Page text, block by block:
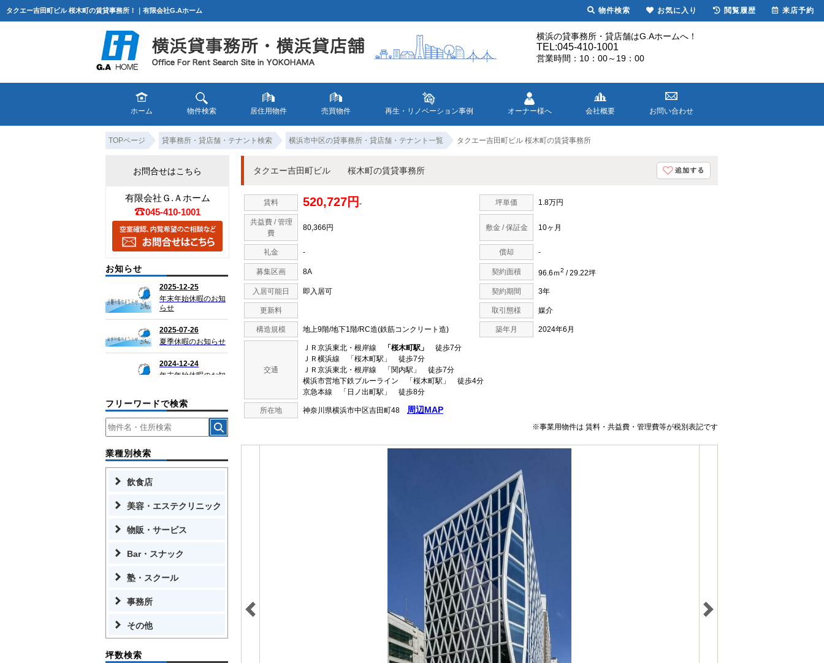
タクエー吉田町ビル 桜木町の賃貸事務所！｜有限会社G.Aホーム
横浜の貸事務所・貸店舗はG.Aホームへ！
TEL:045-410-1001
営業時間：10：00～19：00
ホーム 物件検索 居住用物件 売買物件 再生・リノベーション事例 オーナー様へ 会社概要 お問い合わせ
TOPページ 貸事務所・貸店舗・テナント検索 横浜市中区の貸事務所・貸店舗・テナント一覧 タクエー吉田町ビル 桜木町の賃貸事務所
タクエー吉田町ビル 桜木町の賃貸事務所
賃料 520,727円 - 坪単価 1.8万円
共益費 / 管理
費
80,366円 敷金 / 保証金 10ヶ月
礼金 - 償却 -
募集区画 8A 契約面積 96.6ｍ2 / 29.22坪
入居可能日 即入居可 契約期間 3年
更新料 取引態様 媒介
構造規模 地上9階/地下1階/RC造(鉄筋コンクリート造) 築年月 2024年6月
交通
ＪＲ京浜東北・根岸線 「桜木町駅」
徒歩7分
ＪＲ横浜線 「桜木町駅」 徒歩7分
ＪＲ京浜東北・根岸線 「関内駅」 徒歩7分
横浜市営地下鉄ブルーライン 「桜木町駅」 徒歩4分
京急本線 「日ノ出町駅」 徒歩8分
所在地 神奈川県横浜市中区吉田町48 周辺MAP
※事業用物件は 賃料・共益費・管理費等が税別表記です
お問合せはこちら
有限会社Ｇ.Ａホーム
045-410-1001
お知らせ
フリーワードで検索
業種別検索
飲食店
美容・エステクリニック
物販・サービス
Bar・スナック
塾・スクール
事務所
その他
坪数検索
物件検索 お気に入り 閲覧履歴 来店予約